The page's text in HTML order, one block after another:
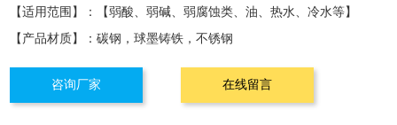
【适用范围】：
【弱酸、弱碱、弱腐蚀类、油、热水、冷水等】
【产品材质】：碳钢，球墨铸铁，不锈钢
咨询厂家 在线留言